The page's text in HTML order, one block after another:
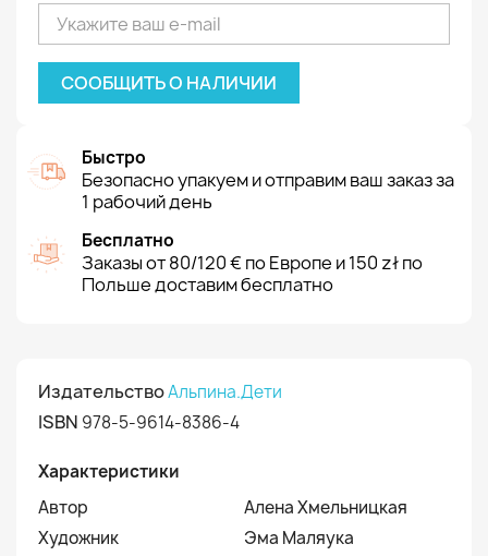
СООБЩИТЬ О НАЛИЧИИ
Быстро
Безопасно упакуем и отправим ваш заказ за
1 рабочий день
Бесплатно
Заказы от 80/120 € по Европе и 150 zł по
Польше доставим бесплатно
ИздательствоАльпина.Дети
ISBN 978-5-9614-8386-4
Характеристики
Автор
Алена Хмельницкая
Художник
Эма Маляука